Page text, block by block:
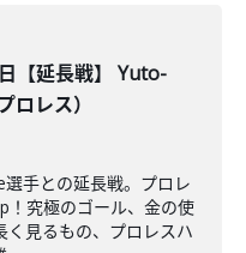
【延長戦】 Yuto-
ロレス）
手との延長戦。プロレ
！究極のゴール、金の使
く見るもの、プロレスハ